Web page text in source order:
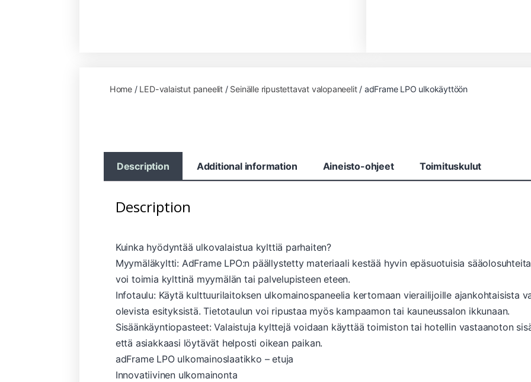
Home/ LED-valaistut paneelit/ Seinälle ripustettavat valopaneelit/ adFrame LPO ulkokäyttöön
Description Additional information Aineisto-ohjeet Toimituskulut
Description
Kuinka hyödyntää ulkovalaistua kylttiä parhaiten?
Myymäläkyltti: AdFrame LPO:n päällystetty materiaali kestää hyvin epäsuotuisia
voi toimia kylttinä myymälän tai palvelupisteen eteen.
Infotaulu: Käytä kulttuurilaitoksen ulkomainospaneelia kertomaan vierailijoille ajankohtaisista
olevista esityksistä. Tietotaulun voi ripustaa myös kampaamon tai kauneussalon ikkunaan.
Sisäänkäyntiopasteet: Valaistuja kylttejä voidaan käyttää toimiston tai hotellin vastaanoton
että asiakkaasi löytävät helposti oikean paikan.
adFrame LPO ulkomainoslaatikko – etuja
Innovatiivinen ulkomainonta